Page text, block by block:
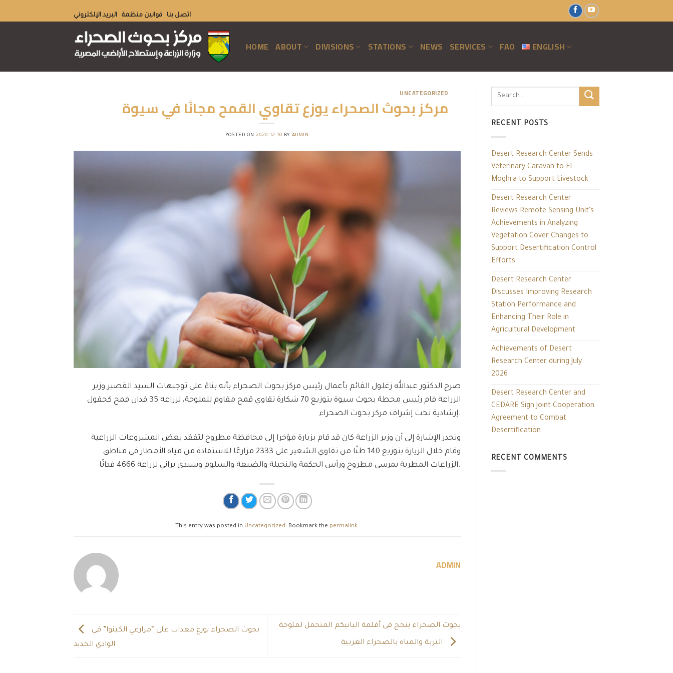
اتصل بنا قوانين منظمة البريد الإلكتروني
HOME ABOUT DIVISIONS STATIONS NEWS SERVICES FAO ENGLISH
UNCATEGORIZED
مركز بحوث الصحراء يوزع تقاوي القمح مجانًا في سيوة
POSTED ON 2020-12-10 BY ADMIN
صرح الدكتور عبدالله زغلول القائم بأعمال رئيس مركز بحوث الصحراء بأنه بناءً على توجيهات السيد القصير وزير
الزراعة قام رئيس محطة بحوث سيوة بتوزيع 70 شكارة تقاوي قمح مقاوم للملوحة، لزراعة 35 فدان قمح كحقول
إرشادية تحت إشراف مركز بحوث الصحراء.
وتجدر الإشارة إلى أن وزير الزراعة كان قد قام بزيارة مؤخرا إلى محافظة مطروح لتفقد بعض المشروعات الزراعية
وقام خلال الزيارة بتوزيع 140 طنًا من تقاوي الشعير على 2333 مزارعًا للاستفادة من مياه الأمطار في مناطق
الزراعات المطرية بمرسى مطروح ورأس الحكمة والنجيلة والضبعة والسلوم وسيدى براني لزراعة 4666 فدانًا.
This entry was posted in Uncategorized. Bookmark the permalink.
ADMIN
الوادي الجديد
بحوث الصحراء ينجح فى أقلمة البانيكم المتحمل لملوحة
RECENT POSTS
Desert Research Center Sends
Veterinary Caravan to El-
Moghra to Support Livestock
Desert Research Center
Reviews Remote Sensing Unit’s
Achievements in Analyzing
Vegetation Cover Changes to
Support Desertification Control
Efforts
Desert Research Center
Discusses Improving Research
Station Performance and
Enhancing Their Role in
Agricultural Development
Achievements of Desert
Research Center during July
2026
Desert Research Center and
CEDARE Sign Joint Cooperation
Agreement to Combat
Desertification
RECENT COMMENTS